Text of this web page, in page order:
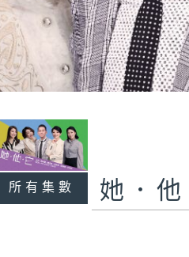
所有集數 她．他